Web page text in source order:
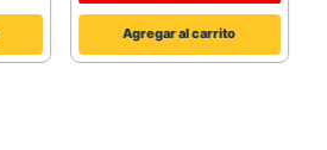
Agregar al carrito